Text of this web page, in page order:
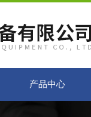
产品中心